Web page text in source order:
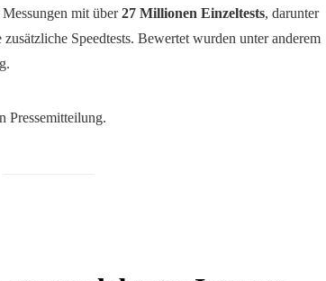
mit über27 Millionen Einzeltests, darunter
zusätzliche Speedtests. Bewertet wurden unter anderem
Pressemitteilung.